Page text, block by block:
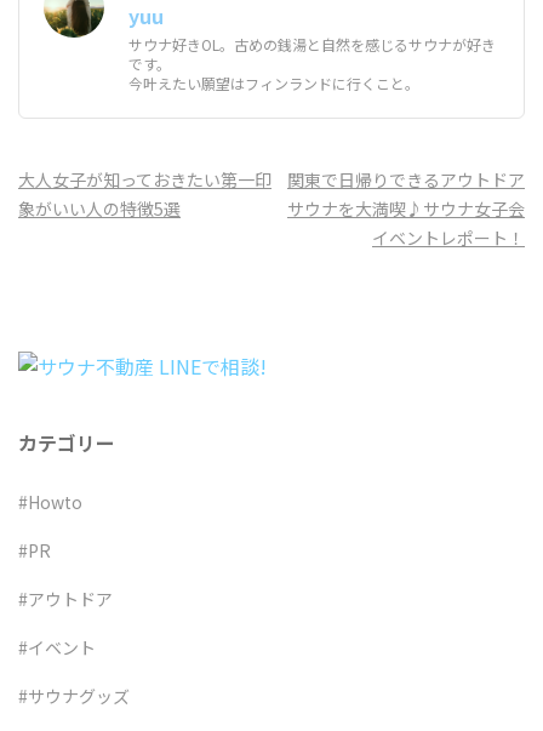
yuu
サウナ好きOL。古めの銭湯と自然を感じるサウナが好き
です。
今叶えたい願望はフィンランドに行くこと。
投
稿
シ
ョ
大人女子が知っておきたい第一印
象がいい人の特徴5選
関東で日帰りできるアウトドア
サウナを大満喫♪サウナ女子会
イベントレポート！
カテゴリー
#Howto
#PR
#アウトドア
#イベント
#サウナグッズ